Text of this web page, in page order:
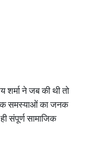
ने जब की थी तो
समस्याओं का जनक
संपूर्ण सामाजिक